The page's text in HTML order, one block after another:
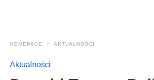
HOMEPAGE AKTUALNOŚCI
Aktualności